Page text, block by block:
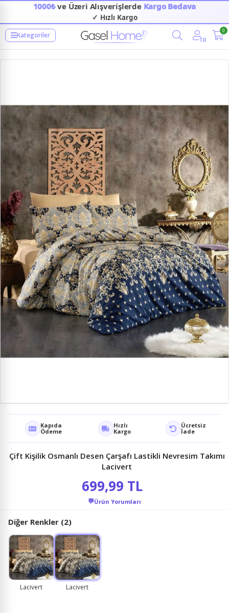
1000₺ve Üzeri Alışverişlerde Kargo Bedava
✓ Hızlı Kargo
Kategoriler
TR
0
Kapıda
Ödeme
Hızlı
Kargo
Ücretsiz
İade
Çift Kişilik Osmanlı Desen Çarşafı Lastikli Nevresim Takımı
Lacivert
699,99 TL
💬Ürün Yorumları
Diğer Renkler (2)
Lacivert Lacivert